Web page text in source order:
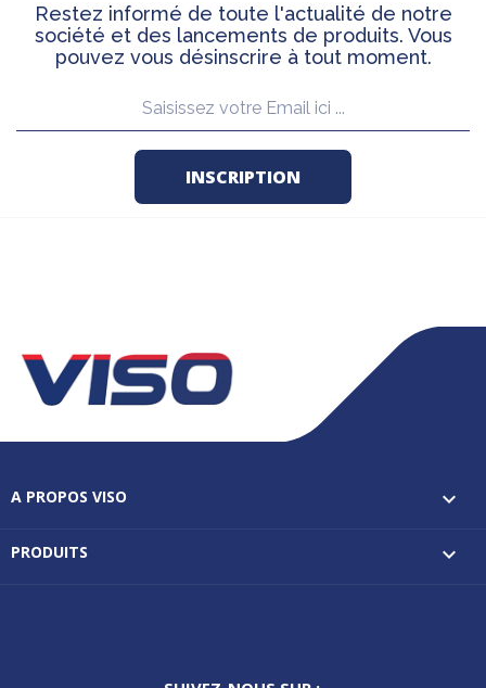
Restez informé de toute l'actualité de notre
société et des lancements de produits. Vous
pouvez vous désinscrire à tout moment.
A PROPOS VISO 
PRODUITS 